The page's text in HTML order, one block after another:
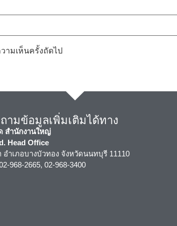
ามเห็นครั้งถัดไป
มข้อมูลเพิ่มเติมได้ทาง
สำนักงานใหญ่
Head Office
ำเภอบางบัวทอง จังหวัดนนทบุรี 11110
968-2665, 02-968-3400